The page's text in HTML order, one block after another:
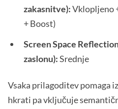
zakasnitve):Vklopljeno
+ Boost)
Screen Space
zaslonu):Srednje
Vsaka prilagoditev pomaga
hkrati pa vključuje